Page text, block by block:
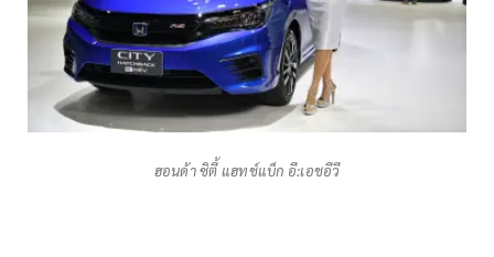
ฮอนด้า ซิตี้ แฮทช์แบ็ก อี:เอชอีวี